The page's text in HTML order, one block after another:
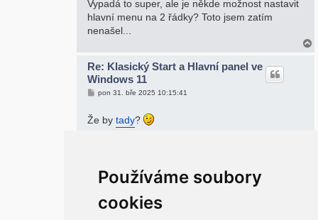
Používáme soubory
cookies
p
ě
e
Vypadá to super, ale je někde možnost nastavit
hlavní menu na 2 řádky? Toto jsem zatím
nenašel...
Re: Klasický Start a Hlavní panel ve
Windows 11
P
s
p
pon 31. bře 2025 10:15:41
Že by tady?
Re: Klasický Start a Hlavní panel ve
Windows 11
pon 31. bře 2025 11:21:45